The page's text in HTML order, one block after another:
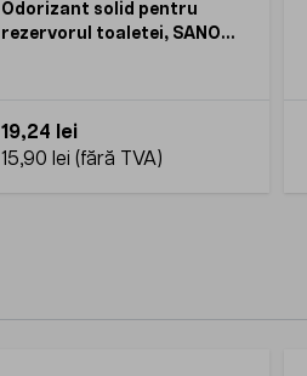
Odorizant solid pentru
rezervorul toaletei, SANO
19,24 lei
15,90 lei